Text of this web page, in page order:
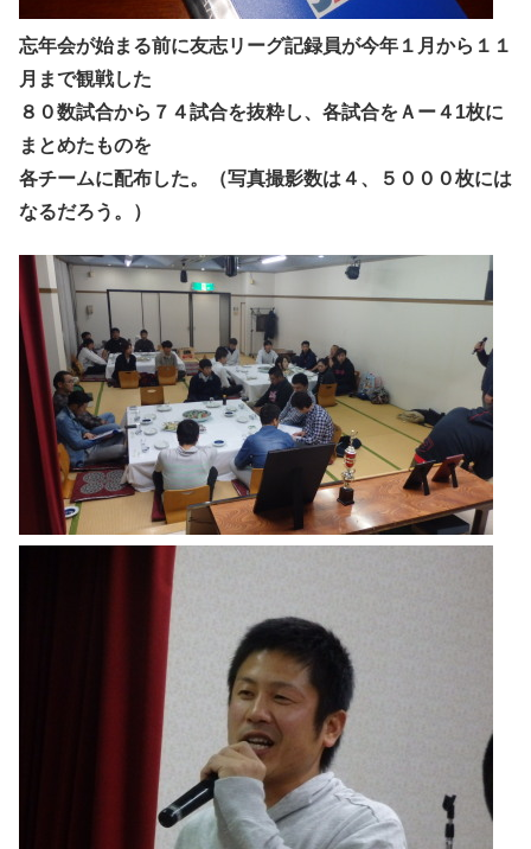
忘年会が始まる前に友志リーグ記録員が今年１月から１１
月まで観戦した
８０数試合から７４試合を抜粋し、各試合をＡー４1枚に
まとめたものを
各チームに配布した。（写真撮影数は４、５０００枚には
なるだろう。）